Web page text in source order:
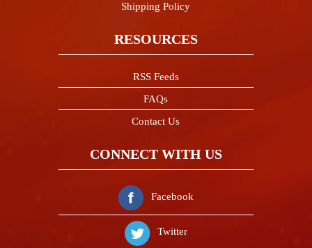
Shipping Policy
RESOURCES
RSS Feeds
FAQs
Contact Us
CONNECT WITH US
Facebook
Twitter